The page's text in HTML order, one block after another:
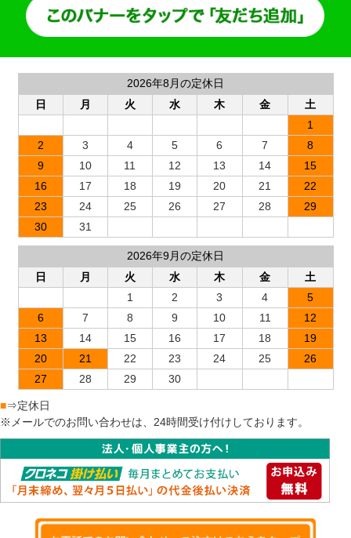
2026年8月の定休日
日
月 火 水 木 金
土
1
2
3 4 5 6 7
8
9
10 11 12 13 14
15
16
17 18 19 20 21
22
23
24 25 26 27 28
29
30
31
2026年9月の定休日
日
月 火 水 木 金
土
1
2 3 4
5
6
7 8 9 10 11
12
13
14 15 16 17 18
19
20
21 22 23 24 25
26
27
28 29 30
■⇒定休日
※メールでのお問い合わせは、24時間受け付けしております。